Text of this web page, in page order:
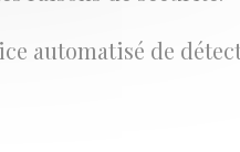
automatisé de